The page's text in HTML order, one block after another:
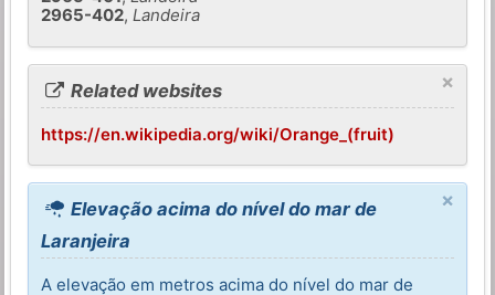
2965-402,Landeira
×
Related websites
https://en.wikipedia.org/wiki/Orange_(fruit)
×
Elevação acima do nível do mar de
Laranjeira
A elevação em metros acima do nível do mar de